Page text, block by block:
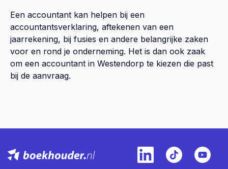
Een accountant kan helpen bij een
accountantsverklaring, aftekenen van een
jaarrekening, bij fusies en andere belangrijke zaken
voor en rond je onderneming. Het is dan ook zaak
om een accountant in Westendorp te kiezen die past
bij de aanvraag.